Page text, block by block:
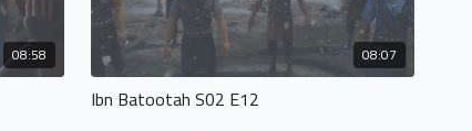
08:58 08:07
Ibn Batootah S02 E12